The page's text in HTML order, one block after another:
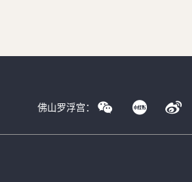
佛山罗浮宫：